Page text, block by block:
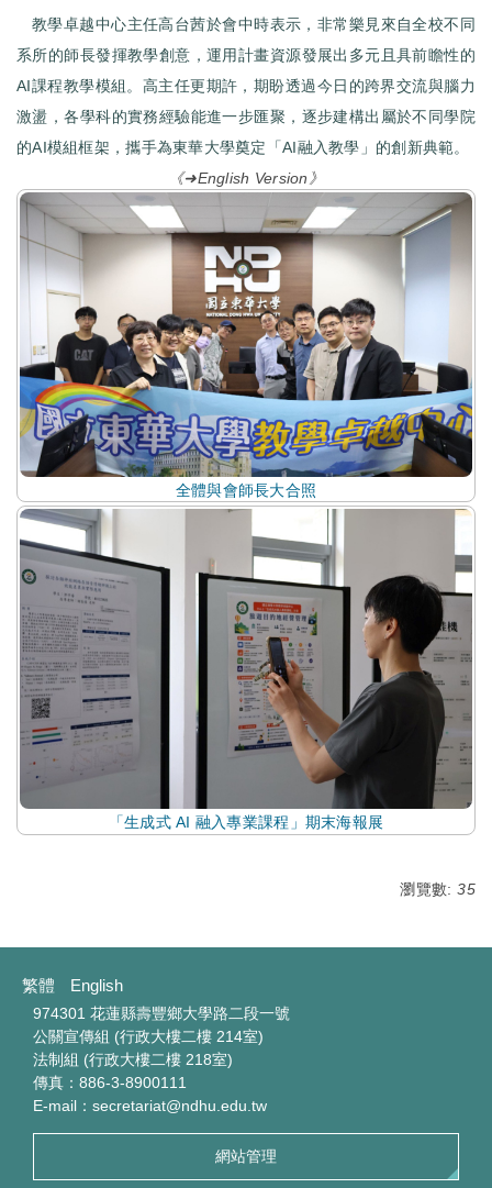
教學卓越中心主任高台茜於會中時表示，非常樂見來自全校不同
系所的師長發揮教學創意，運用計畫資源發展出多元且具前瞻性的
AI課程教學模組。高主任更期許，期盼透過今日的跨界交流與腦力
激盪，各學科的實務經驗能進一步匯聚，逐步建構出屬於不同學院
的AI模組框架，攜手為東華大學奠定「AI融入教學」的創新典範。
《➜English Version》
全體與會師長大合照
「生成式 AI 融入專業課程」期末海報展
瀏覽數: 35
繁體 English
974301 花蓮縣壽豐鄉大學路二段一號
公關宣傳組 (行政大樓二樓 214室)
法制組 (行政大樓二樓 218室)
傳真：886-3-8900111
E-mail：secretariat@ndhu.edu.tw
網站管理